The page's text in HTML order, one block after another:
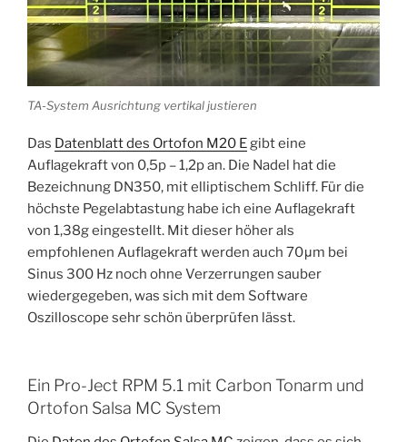
TA-System Ausrichtung vertikal justieren
Das Datenblatt des Ortofon M20 Egibt eine
Auflagekraft von 0,5p – 1,2p an. Die Nadel hat die
Bezeichnung DN350, mit elliptischem Schliff. Für die
höchste Pegelabtastung habe ich eine Auflagekraft
von 1,38g eingestellt. Mit dieser höher als
empfohlenen Auflagekraft werden auch 70μm bei
Sinus 300 Hz noch ohne Verzerrungen sauber
wiedergegeben, was sich mit dem Software
Oszilloscope sehr schön überprüfen lässt.
Ein Pro-Ject RPM 5.1 mit Carbon Tonarm und
Ortofon Salsa MC System